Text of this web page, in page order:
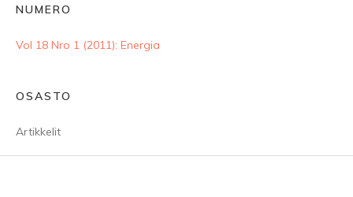
NUMERO
Vol 18 Nro 1 (2011): Energia
OSASTO
Artikkelit